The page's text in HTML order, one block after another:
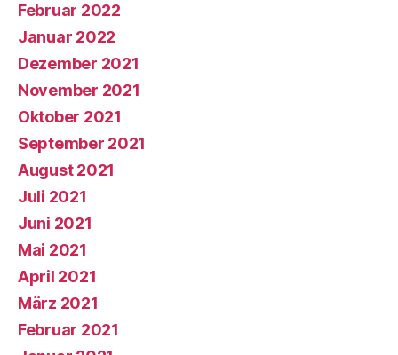
Februar 2022
Januar 2022
Dezember 2021
November 2021
Oktober 2021
September 2021
August 2021
Juli 2021
Juni 2021
Mai 2021
April 2021
März 2021
Februar 2021